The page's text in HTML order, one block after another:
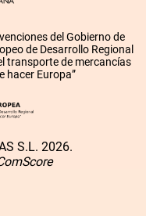
del Gobierno de
de Desarrollo Regional
transporte de mercancías
hacer Europa”
S.L. 2026.